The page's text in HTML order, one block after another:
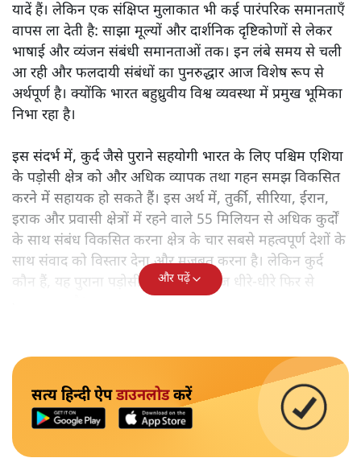
यादें हैं। लेकिन एक संक्षिप्त मुलाकात भी कई पारंपरिक समानताएँ
वापस ला देती है: साझा मूल्यों और दार्शनिक दृष्टिकोणों से लेकर
भाषाई और व्यंजन संबंधी समानताओं तक। इन लंबे समय से चली
आ रही और फलदायी संबंधों का पुनरुद्धार आज विशेष रूप से
अर्थपूर्ण है। क्योंकि भारत बहुध्रुवीय विश्व व्यवस्था में प्रमुख भूमिका
निभा रहा है।
इस संदर्भ में, कुर्द जैसे पुराने सहयोगी भारत के लिए पश्चिम एशिया
के पड़ोसी क्षेत्र को और अधिक व्यापक तथा गहन समझ विकसित
करने में सहायक हो सकते हैं। इस अर्थ में, तुर्की, सीरिया, ईरान,
इराक और प्रवासी क्षेत्रों में रहने वाले 55 मिलियन से अधिक कुर्दों
के साथ संबंध विकसित करना क्षेत्र के चार सबसे महत्वपूर्ण देशों के
साथ संवाद को विस्तार देना और मजबूत करना है। लेकिन कुर्द
कौन हैं, यह पुराना पड़ोसी जिसे भारत आज धीरे-धीरे फिर से
और पढ़ें
सत्य हिन्दी ऐपडाउनलोडकरें